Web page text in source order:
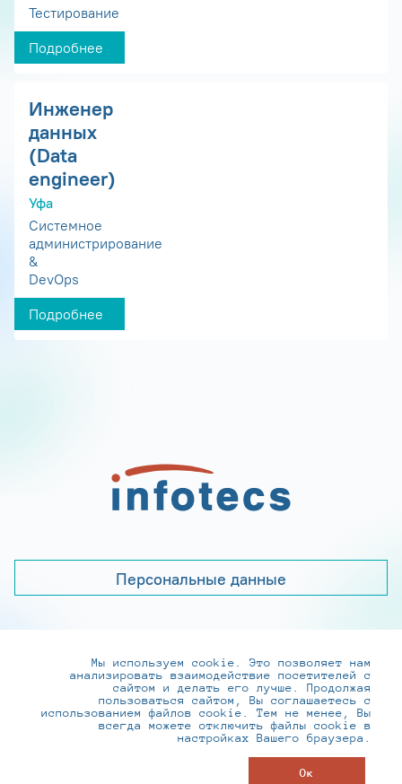
Тестирование
Подробнее
Инженер
данных
(Data
engineer)
Уфа
Системное
администрирование
&
DevOps
Подробнее
Персональные данные
+7 (495) 737-6192, 8-800-250-0-260
practice@infotecs.ru,hr@infotecs.ru
127273, г. Москва, Отрадная ул., 2Б строение 1
Мы используем cookie. Это позволяет нам
анализировать взаимодействие посетителей с
сайтом и делать его лучше. Продолжая
пользоваться сайтом, Вы соглашаетесь с
использованием файлов cookie. Тем не менее, Вы
всегда можете отключить файлы cookie в
настройках Вашего браузера.
Ок